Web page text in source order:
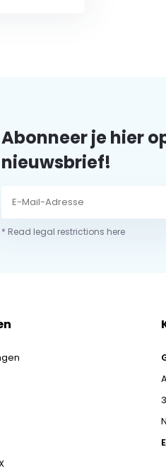
Abonneer je hier
nieuwsbrief!
* Read legal restrictions here